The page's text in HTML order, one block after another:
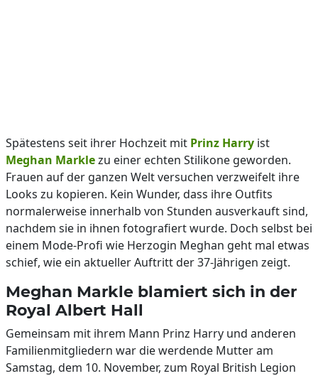
Spätestens seit ihrer Hochzeit mit Prinz Harry ist
Meghan Marklezu einer echten Stilikone geworden.
Frauen auf der ganzen Welt versuchen verzweifelt ihre
Looks zu kopieren. Kein Wunder, dass ihre Outfits
normalerweise innerhalb von Stunden ausverkauft sind,
nachdem sie in ihnen fotografiert wurde. Doch selbst bei
einem Mode-Profi wie Herzogin Meghan geht mal etwas
schief, wie ein aktueller Auftritt der 37-Jährigen zeigt.
Meghan Markle blamiert sich in der
Royal Albert Hall
Gemeinsam mit ihrem Mann Prinz Harry und anderen
Familienmitgliedern war die werdende Mutter am
Samstag, dem 10. November, zum Royal British Legion